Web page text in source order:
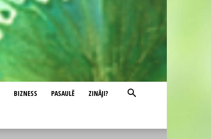
BIZNESS PASAULĒ ZINĀJI?